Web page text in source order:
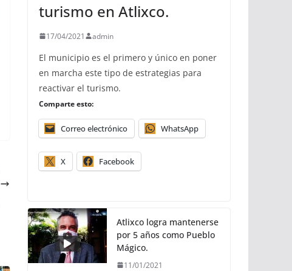
turismo en Atlixco.
17/04/2021 admin
El municipio es el primero y único en poner
en marcha este tipo de estrategias para
reactivar el turismo.
Comparte esto:
Correo electrónico WhatsApp
X Facebook
Atlixco logra mantenerse
por 5 años como Pueblo
Mágico.
11/01/2021